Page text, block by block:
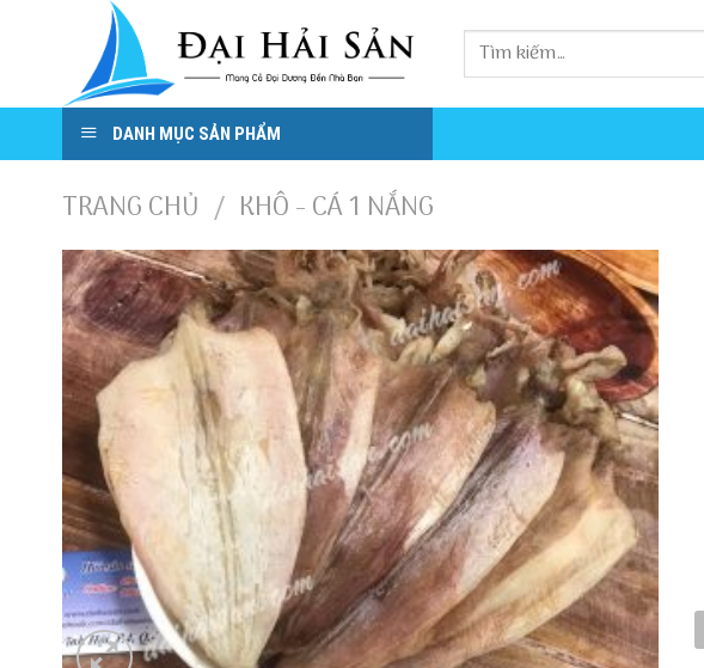
content
DANH MỤC SẢN PHẨM
TRANG CHỦ / KHÔ - CÁ 1 NẮNG